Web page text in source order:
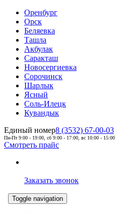
Оренбург
Орск
Беляевка
Ташла
Акбулак
Саракташ
Новосергиевка
Сорочинск
Шарлык
Ясный
Соль-Илецк
Кувандык
Единый номер8 (3532) 67-00-03
Пн-Пт 9:00 - 19:00, сб 9:00 - 17:00, вс 10:00 - 15:00
Смотреть прайс
Заказать звонок
Toggle navigation